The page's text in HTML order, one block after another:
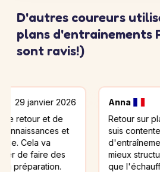
D'autres coureurs
plans d'entrainements
sont ravis!)
2026
et de
et
va
des
Anna
Retour sur plan
suis contente du plan
d'entraînement. Il
mieux structurer mes
que l'échauffement